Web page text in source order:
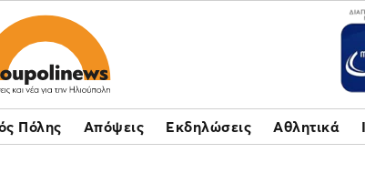
Πόλης Απόψεις Εκδηλώσεις Αθλητικά